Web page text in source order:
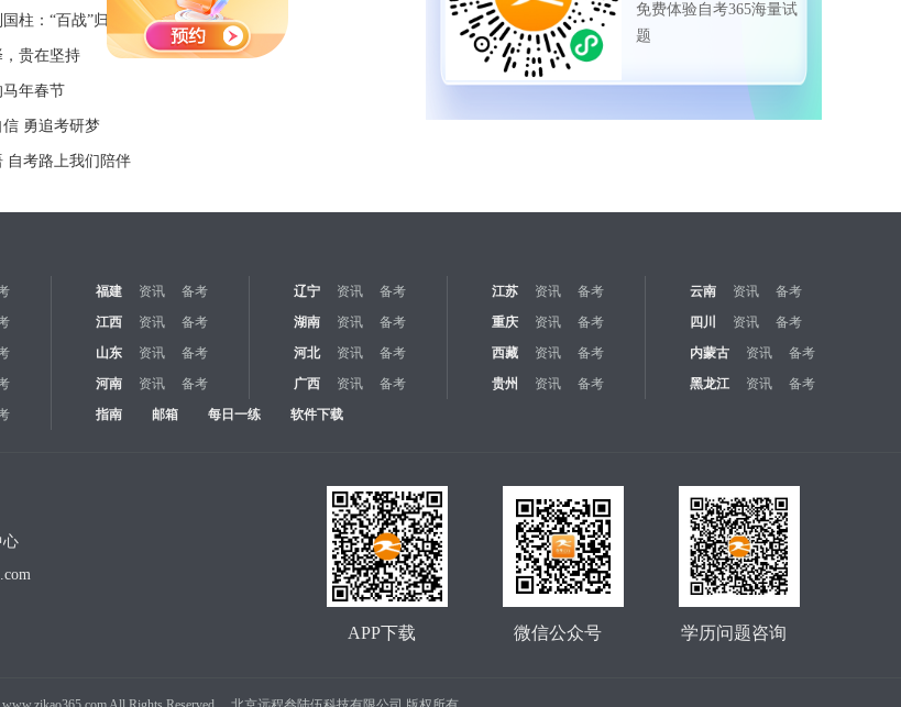
国柱：“百战”归来再读书
贵在坚持
马年春节
勇追考研梦
自考路上我们陪伴
免费体验自考365海量试
题
福建 资讯 备考 辽宁 资讯 备考 江苏 资讯 备考 云南 资讯
备考
江西 资讯 备考 湖南 资讯 备考 重庆 资讯 备考 四川 资讯
备考
山东 资讯 备考 河北 资讯 备考 西藏 资讯 备考 内蒙古 资讯
备考
河南 资讯 备考 广西 资讯 备考 贵州 资讯 备考 黑龙江 资讯
备考
指南 邮箱 每日一练 软件下载
心
学历问题咨询
微信公众号
APP下载